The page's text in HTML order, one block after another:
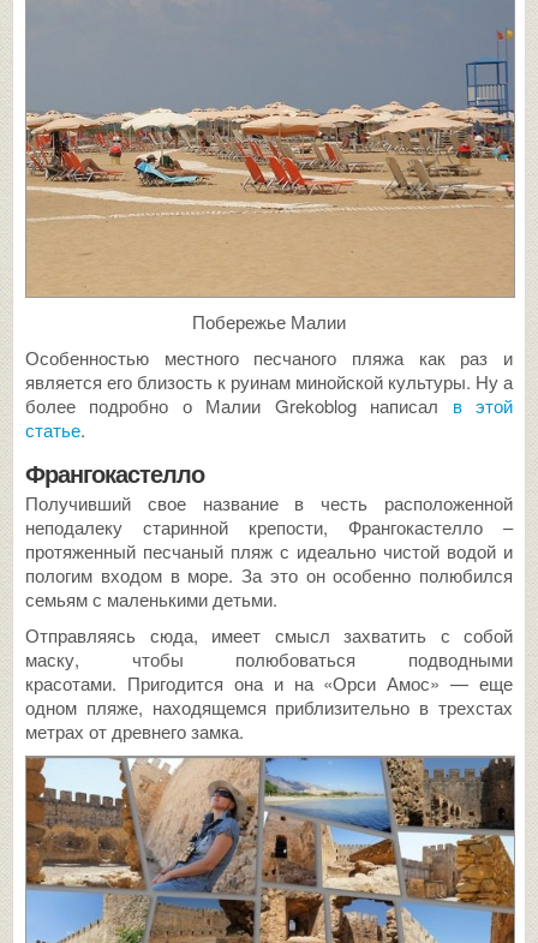
Побережье Малии
Особенностью местного песчаного пляжа как раз и
является его близость к руинам минойской культуры. Ну а
более подробно о Малии Grekoblog написал в этой
статье.
Франгокастелло
Получивший свое название в честь расположенной
неподалеку старинной крепости, Франгокастелло –
протяженный песчаный пляж с идеально чистой водой и
пологим входом в море. За это он особенно полюбился
семьям с маленькими детьми.
Отправляясь сюда, имеет смысл захватить с собой
маску, чтобы полюбоваться подводными
красотами. Пригодится она и на «Орси Амос» — еще
одном пляже, находящемся приблизительно в трехстах
метрах от древнего замка.